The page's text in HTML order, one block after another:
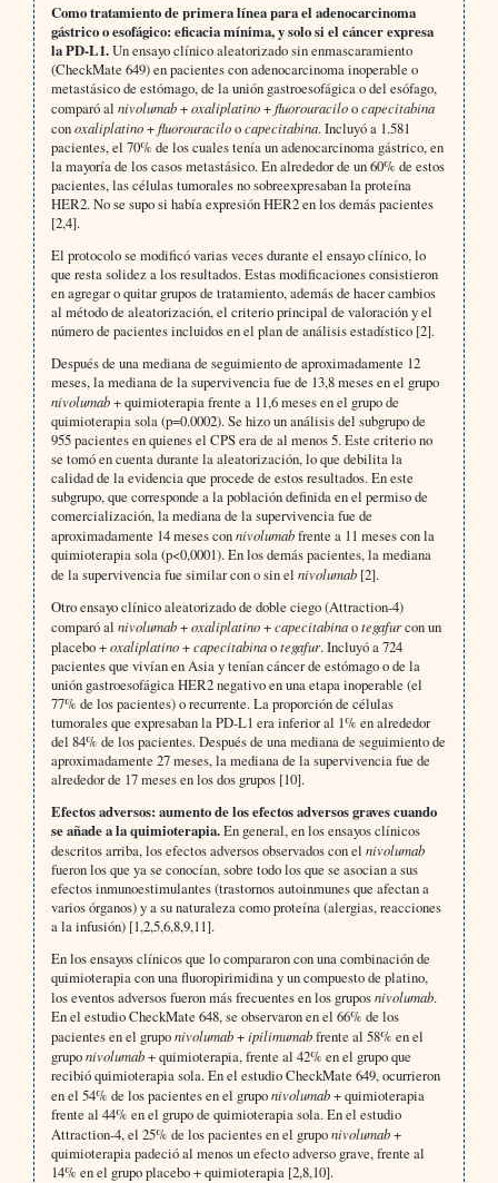
Como tratamiento de primera línea para el adenocarcinoma
gástrico o esofágico: eficacia mínima, y solo si el cáncer expresa
la PD-L1.Un ensayo clínico aleatorizado sin enmascaramiento
(CheckMate 649) en pacientes con adenocarcinoma inoperable o
metastásico de estómago, de la unión gastroesofágica o del esófago,
comparó al nivolumab+oxaliplatino+fluorouraciloocapecitabina
conoxaliplatino+fluorouraciloocapecitabina. Incluyó a 1.581
pacientes, el 70% de los cuales tenía un adenocarcinoma gástrico, en
la mayoría de los casos metastásico. En alrededor de un 60% de estos
pacientes, las células tumorales no sobreexpresaban la proteína
HER2. No se supo si había expresión HER2 en los demás pacientes
[2,4].
El protocolo se modificó varias veces durante el ensayo clínico, lo
que resta solidez a los resultados. Estas modificaciones consistieron
en agregar o quitar grupos de tratamiento, además de hacer cambios
al método de aleatorización, el criterio principal de valoración y el
número de pacientes incluidos en el plan de análisis estadístico [2].
Después de una mediana de seguimiento de aproximadamente 12
meses, la mediana de la supervivencia fue de 13,8 meses en el grupo
nivolumab+ quimioterapia frente a 11,6 meses en el grupo de
quimioterapia sola (p=0.0002). Se hizo un análisis del subgrupo de
955 pacientes en quienes el CPS era de al menos 5. Este criterio no
se tomó en cuenta durante la aleatorización, lo que debilita la
calidad de la evidencia que procede de estos resultados. En este
subgrupo, que corresponde a la población definida en el permiso de
comercialización, la mediana de la supervivencia fue de
aproximadamente 14 meses connivolumabfrente a 11 meses con la
quimioterapia sola (p<0,0001). En los demás pacientes, la mediana
de la supervivencia fue similar con o sin el nivolumab[2].
Otro ensayo clínico aleatorizado de doble ciego (Attraction-4)
comparó al nivolumab+oxaliplatino+capecitabinaotegafurcon un
placebo +oxaliplatino+capecitabinaotegafur. Incluyó a 724
pacientes que vivían en Asia y tenían cáncer de estómago o de la
unión gastroesofágica HER2 negativo en una etapa inoperable (el
77% de los pacientes) o recurrente. La proporción de células
tumorales que expresaban la PD-L1 era inferior al 1% en alrededor
del 84% de los pacientes. Después de una mediana de seguimiento de
aproximadamente 27 meses, la mediana de la supervivencia fue de
alrededor de 17 meses en los dos grupos [10].
Efectos adversos: aumento de los efectos adversos graves cuando
se añade a la quimioterapia.En general, en los ensayos clínicos
descritos arriba, los efectos adversos observados con el nivolumab
fueron los que ya se conocían, sobre todo los que se asocian a sus
efectos inmunoestimulantes (trastornos autoinmunes que afectan a
varios órganos) y a su naturaleza como proteína (alergias, reacciones
a la infusión) [1,2,5,6,8,9,11].
En los ensayos clínicos que lo compararon con una combinación de
quimioterapia con una fluoropirimidina y un compuesto de platino,
los eventos adversos fueron más frecuentes en los gruposnivolumab.
En el estudio CheckMate 648, se observaron en el 66% de los
pacientes en el gruponivolumab+ipilimumabfrente al 58% en el
gruponivolumab+ quimioterapia, frente al 42% en el grupo que
recibió quimioterapia sola. En el estudio CheckMate 649, ocurrieron
en el 54% de los pacientes en el gruponivolumab+ quimioterapia
frente al 44% en el grupo de quimioterapia sola. En el estudio
Attraction-4, el 25% de los pacientes en el gruponivolumab+
quimioterapia padeció al menos un efecto adverso grave, frente al
14% en el grupo placebo + quimioterapia [2,8,10].